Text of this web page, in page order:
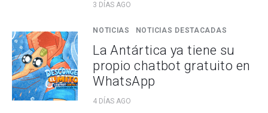
3 DÍAS AGO
NOTICIAS NOTICIAS DESTACADAS
La Antártica ya tiene su
propio chatbot gratuito en
WhatsApp
4 DÍAS AGO